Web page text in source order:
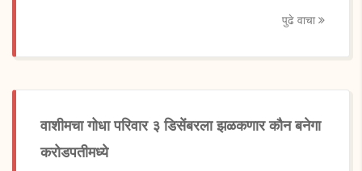
पुढे वाचा
वाशीमचा गोधा परिवार ३ डिसेंबरला झळकणार कौन बनेगा
करोडपतीमध्ये